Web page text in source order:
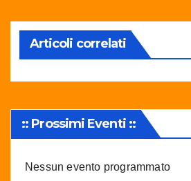
Articoli correlati
:: Prossimi Eventi ::
Nessun evento programmato